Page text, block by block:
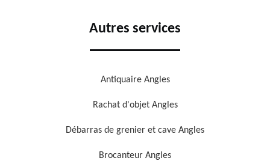
Autres services
Antiquaire Angles
Rachat d'objet Angles
Débarras de grenier et cave Angles
Brocanteur Angles